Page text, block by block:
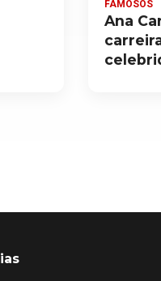
FAMOSOS
Ana